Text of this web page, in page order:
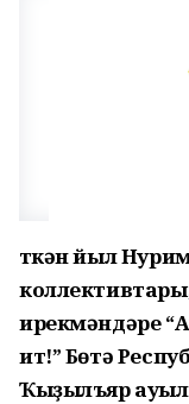
Үткән йыл
ирекмәндәре
ит!” Бөтә
Ҡыҙылъяр